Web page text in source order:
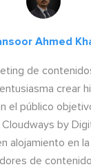
Ahmed
de
crear
el público
by
alojamiento en la
de